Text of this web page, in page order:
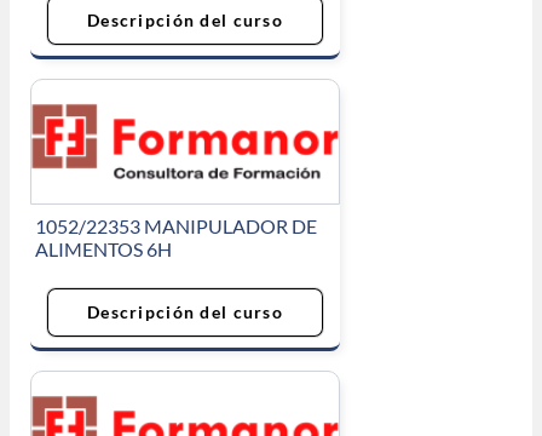
Descripción del curso
1052/22353 MANIPULADOR DE
ALIMENTOS 6H
Descripción del curso